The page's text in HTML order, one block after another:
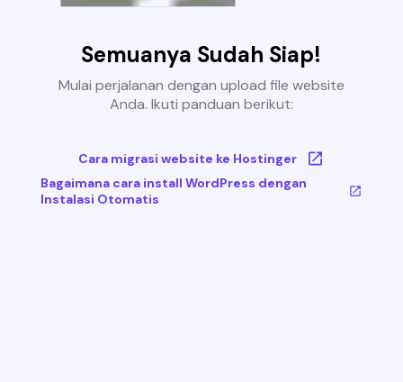
Semuanya Sudah Siap!
Mulai perjalanan dengan upload file website
Anda. Ikuti panduan berikut:
Cara migrasi website ke Hostinger
Bagaimana cara install WordPress dengan
Instalasi Otomatis